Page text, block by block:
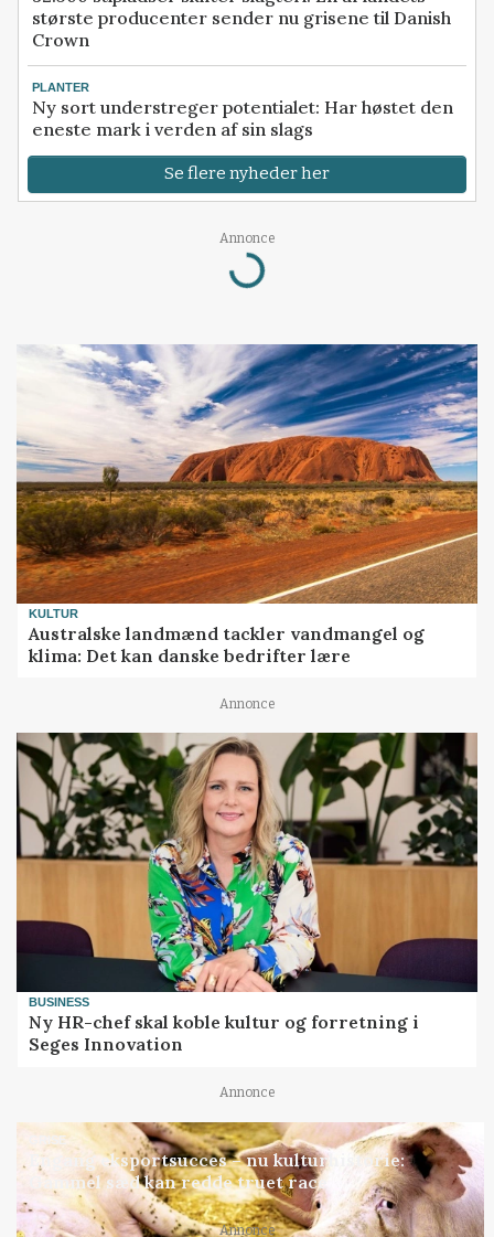
største producenter sender nu grisene til Danish
Crown
PLANTER
Ny sort understreger potentialet: Har høstet den
eneste mark i verden af sin slags
Se flere nyheder her
Annonce
Loading...
KULTUR
Australske landmænd tackler vandmangel og
klima: Det kan danske bedrifter lære
Annonce
BUSINESS
Ny HR-chef skal koble kultur og forretning i
Seges Innovation
Annonce
GRISE
Engang eksportsucces – nu kulturhistorie:
Gammel sæd kan redde truet race
Annonce